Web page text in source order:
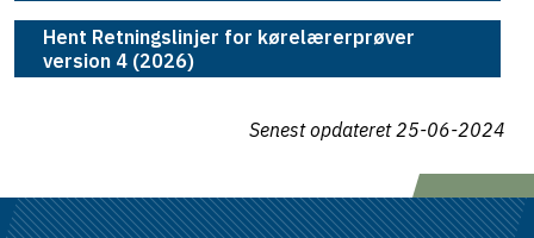
Hent Retningslinjer for kørelærerprøver
version 4 (2026)
Senest opdateret25-06-2024